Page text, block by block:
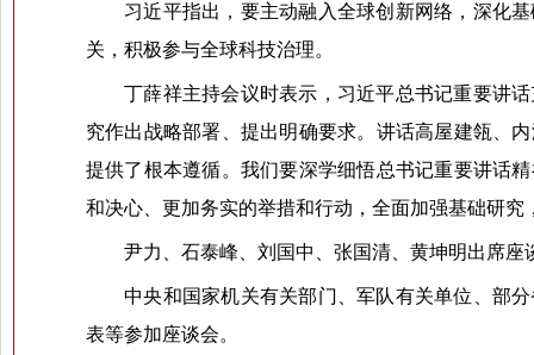
习近平指出，要主动融入全球创新网络，深化
关，积极参与全球科技治理。
丁薛祥主持会议时表示，习近平总书记重要讲
究作出战略部署、提出明确要求。讲话高屋建瓴、
提供了根本遵循。我们要深学细悟总书记重要讲话
和决心、更加务实的举措和行动，全面加强基础研
尹力、石泰峰、刘国中、张国清、黄坤明出席座
中央和国家机关有关部门、军队有关单位、部
表等参加座谈会。